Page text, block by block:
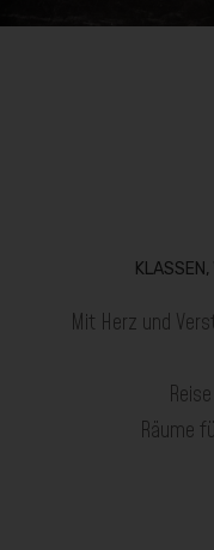
Mit Herz und
Räume